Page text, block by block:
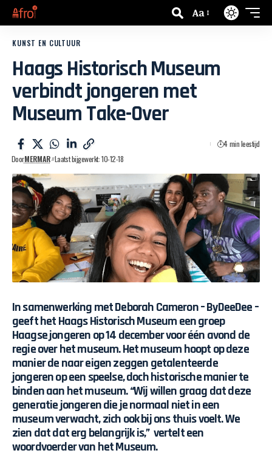
Aa
KUNST EN CULTUUR
Haags Historisch Museum
verbindt jongeren met
Museum Take-Over
DoorMERMAR Laatst bijgewerkt: 10-12-18
4 min leestijd
In samenwerking met Deborah Cameron – ByDeeDee –
geeft het Haags Historisch Museum een groep
Haagse jongeren op 14 december voor één avond de
regie over het museum. Het museum hoopt op deze
manier de naar eigen zeggen getalenteerde
jongeren op een speelse, doch historische manier te
binden aan het museum. “Wij willen graag dat deze
generatie jongeren die je normaal niet in een
museum verwacht, zich ook bij ons thuis voelt. We
zien dat dat erg belangrijk is,” vertelt een
woordvoerder van het Museum.